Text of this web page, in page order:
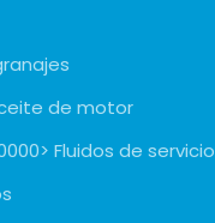
de motor
Fluidos de servicio